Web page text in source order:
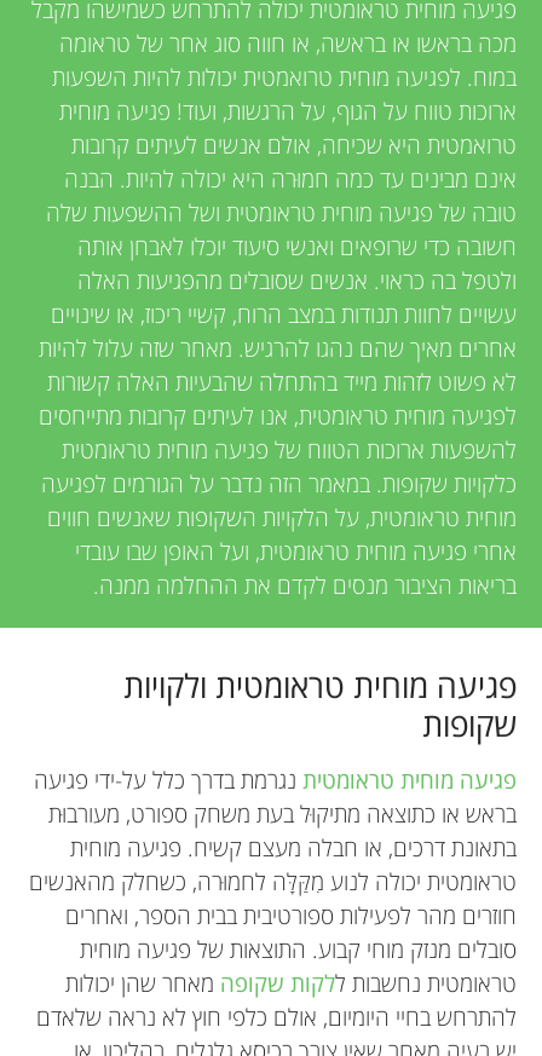
n
g
M
n
d
s
i
e
w
e
r
s
פגיעה מוחית טראומטית יכולה להתרחש כשמישהו מקבל
מכה בראשו או בראשה, או חווה סוג אחר של טראומה
במוח. לפגיעה מוחית טרואמטית יכולות להיות השפעות
ארוכות טווח על הגוף, על הרגשות, ועוד! פגיעה מוחית
טרואמטית היא שכיחה, אולם אנשים לעיתים קרובות
אינם מבינים עד כמה חמוּרה היא יכולה להיות. הבנה
טובה של פגיעה מוחית טראומטית ושל ההשפעות שלה
חשובה כדי שרופאים ואנשי סיעוד יוכלו לאבחן אותה
ולטפל בה כראוי. אנשים שסובלים מהפגיעות האלה
עשויים לחוות תנודות במצב הרוח, קשיי ריכוז, או שינויים
אחרים מאיך שהם נהגו להרגיש. מאחר שזה עלול להיות
לא פשוט לזהות מייד בהתחלה שהבעיות האלה קשורות
לפגיעה מוחית טראומטית, אנו לעיתים קרובות מתייחסים
להשפעות ארוכות הטווח של פגיעה מוחית טראומטית
כלקויות שקופות. במאמר הזה נדבר על הגורמים לפגיעה
מוחית טראומטית, על הלקויות השקופות שאנשים חווים
אחרי פגיעה מוחית טראומטית, ועל האופן שבו עובדי
בריאות הציבור מנסים לקדם את ההחלמה ממנה.
פגיעה מוחית טראומטית ולקויות
שקופות
פגיעה מוחית טראומטיתנגרמת בדרך כלל על-ידי פגיעה
בראש או כתוצאה מתיקוּל בעת משחק ספורט, מעורבוּת
בתאונת דרכים, או חבלה מעצם קשיח. פגיעה מוחית
טראומטית יכולה לנוע מִקַּלָּה לחמוּרה, כשחלק מהאנשים
חוזרים מהר לפעילות ספורטיבית בבית הספר, ואחרים
סובלים מנזק מוחי קבוע. התוצאות של פגיעה מוחית
טראומטית נחשבות ללקות שקופה מאחר שהן יכולות
להתרחש בחיי היומיום, אולם כלפי חוץ לא נראה שלאדם